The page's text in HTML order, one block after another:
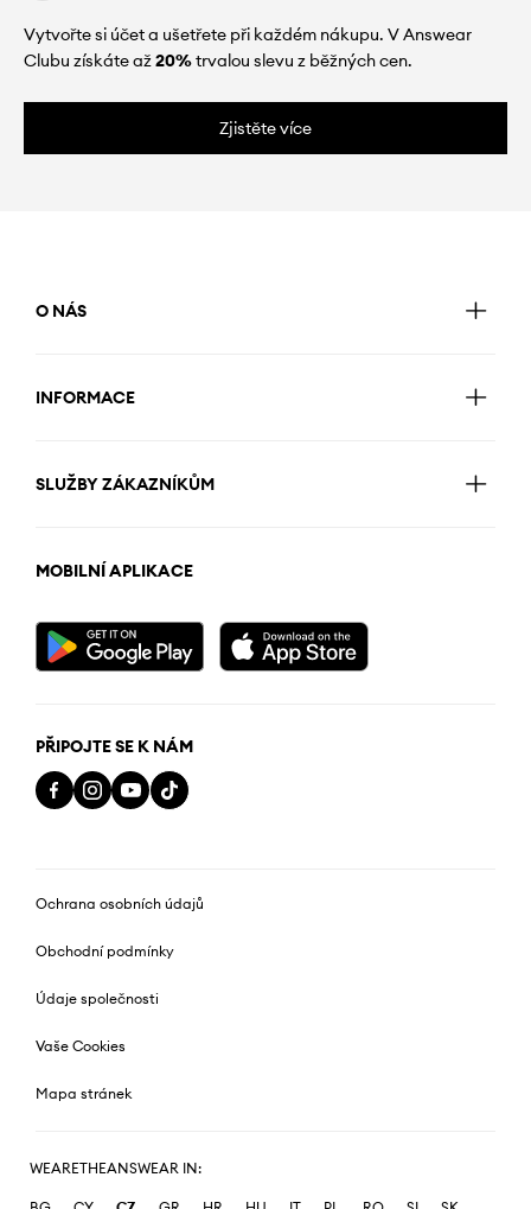
Vytvořte si účet a ušetřete při každém nákupu. V Answear
Clubu získáte až20%trvalou slevu z běžných cen.
Zjistěte více
O NÁS
INFORMACE
SLUŽBY ZÁKAZNÍKŮM
MOBILNÍ APLIKACE
PŘIPOJTE SE K NÁM
Ochrana osobních údajů
Obchodní podmínky
Údaje společnosti
Vaše Cookies
Mapa stránek
WEARETHEANSWEAR IN: